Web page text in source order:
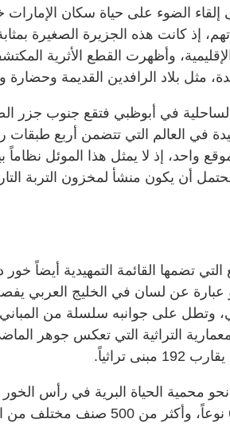
الضوء على حياة سكان الإمارات
إذ كانت هذه الجزيرة الصغيرة
وأظهرت القطع الأثرية
مثل بلاد الرافدين القديمة وحضارة
في أبوظبي فتقع جنوب جزر
في العالم التي تتضمن أربع
واحد، إذ لا يمثل هذا الموئل نظاماً
أن يكون منشأ لمخزون التربة
تضمها القائمة التمهيدية أيضاً
عبارة عن لسان في الخليج العربي
وتطل على جوانبه سلسلة من
التراثية التي تعكس جوهر
تراثياً.